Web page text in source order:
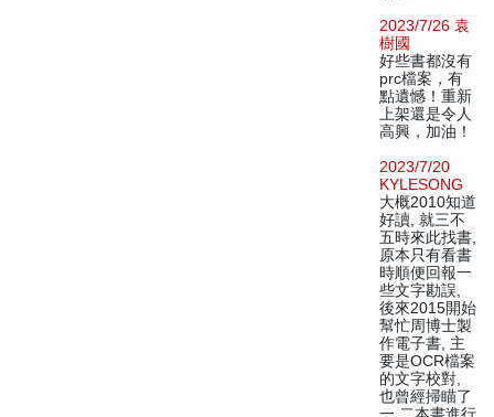
2023/7/26 袁
樹國
好些書都沒有
prc檔案，有
點遺憾！重新
上架還是令人
高興，加油！
2023/7/20
KYLESONG
大概2010知道
好讀, 就三不
五時來此找書,
原本只有看書
時順便回報一
些文字勘誤,
後來2015開始
幫忙周博士製
作電子書, 主
要是OCR檔案
的文字校對,
也曾經掃瞄了